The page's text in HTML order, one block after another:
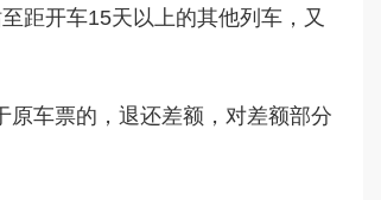
距开车15天以上的其他列车，又
原车票的，退还差额，对差额部分